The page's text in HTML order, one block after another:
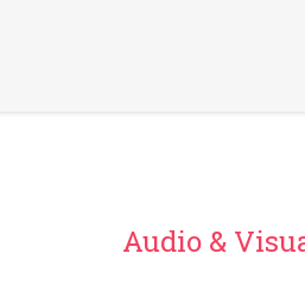
Audio &